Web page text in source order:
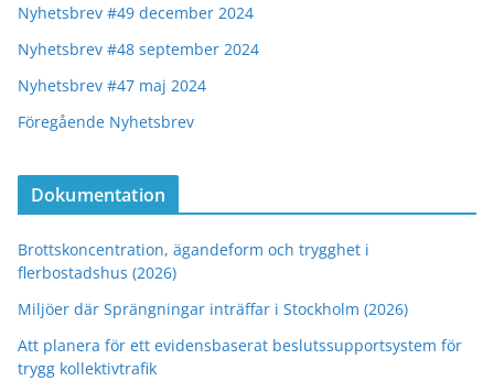
Nyhetsbrev #49 december 2024
Nyhetsbrev #48 september 2024
Nyhetsbrev #47 maj 2024
Föregående Nyhetsbrev
Dokumentation
Brottskoncentration, ägandeform och trygghet i
flerbostadshus (2026)
Miljöer där Sprängningar inträffar i Stockholm (2026)
Att planera för ett evidensbaserat beslutssupportsystem för
trygg kollektivtrafik